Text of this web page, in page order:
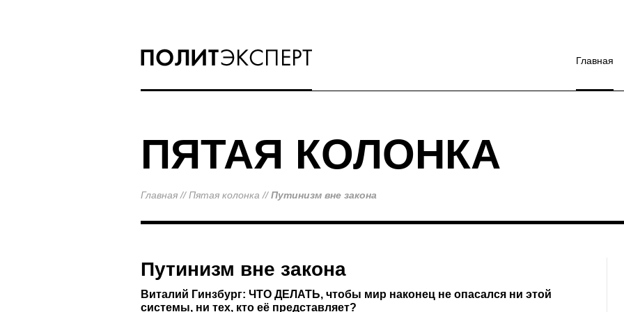
Главная
ПЯТАЯ КОЛОНКА
Главная //Пятая колонка //Путинизм вне закона
Путинизм вне закона
Виталий Гинзбург: ЧТО ДЕЛАТЬ, чтобы мир наконец не опасался ни этой
системы, ни тех, кто её представляет?